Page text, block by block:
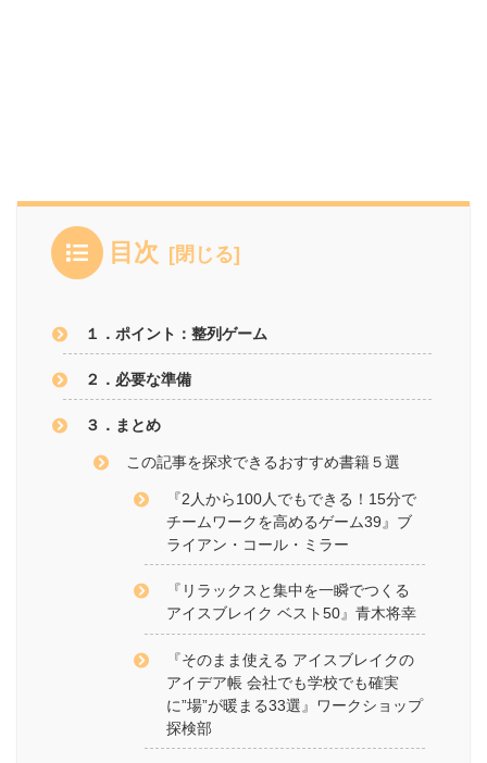
目次
１．ポイント：整列ゲーム
２．必要な準備
３．まとめ
この記事を探求できるおすすめ書籍５選
『2人から100人でもできる！15分で
チームワークを高めるゲーム39』ブ
ライアン・コール・ミラー
『リラックスと集中を一瞬でつくる
アイスブレイク ベスト50』青木将幸
『そのまま使える アイスブレイクの
アイデア帳 会社でも学校でも確実
に”場”が暖まる33選』ワークショップ
探検部